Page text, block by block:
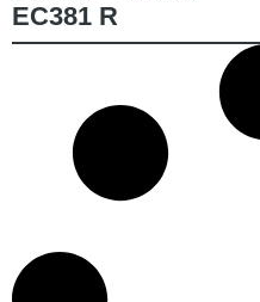
EC381 R